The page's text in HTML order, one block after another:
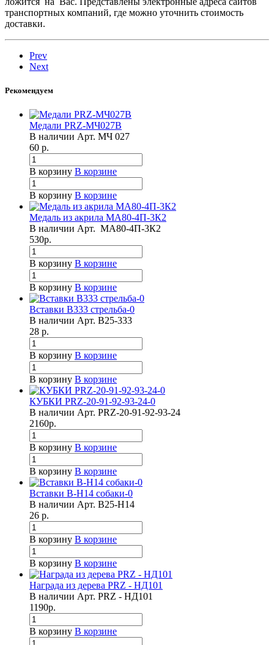
транспортных компаний, где можно уточнить стоимость
доставки.
Prev
Next
Рекомендуем
Медали PRZ-МЧ027B
В наличии Арт. МЧ 027
60 р.
В корзину В корзине
В корзину В корзине
Медаль из акрила МА80-4П-3К2
В наличии Арт. МА80-4П-3К2
530р.
В корзину В корзине
В корзину В корзине
Вставки B333 стрельба-0
В наличии Арт. B25-333
28 р.
В корзину В корзине
В корзину В корзине
КУБКИ PRZ-20-91-92-93-24-0
В наличии Арт. PRZ-20-91-92-93-24
2160р.
В корзину В корзине
В корзину В корзине
Вставки B-H14 собаки-0
В наличии Арт. B25-H14
26 р.
В корзину В корзине
В корзину В корзине
Награда из дерева PRZ - НД101
В наличии Арт. PRZ - НД101
1190р.
В корзину В корзине